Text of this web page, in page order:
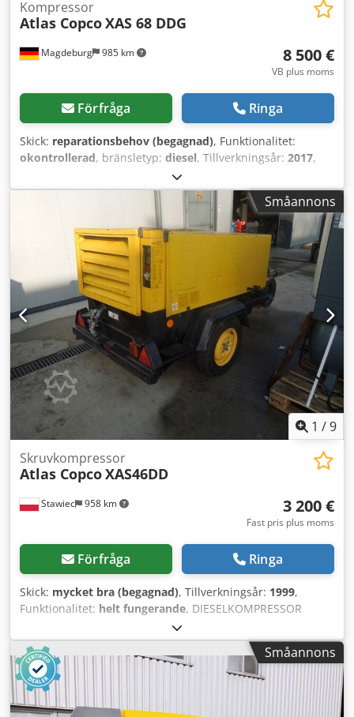
Magdeburg 985 km
Kompressor
Atlas CopcoXAS 68 DDG
8 500 €
VB plus moms
Förfråga Ringa
Skick: reparationsbehov (begagnad), Funktionalitet:
okontrollerad, bränsletyp: diesel, Tillverkningsår: 2017,
, Kompressor Atlas Copco XAS 68 DDG,
tillverkningsår 2017, 1154 drifttimmar, volymflöde 3,5 m³,
nödström 12,5 kVA, anslutningar: 1 x 230 Volt, 2 x 400 Volt,
serienr. YA3064303H0461812, böjd axel, kompressorn är i
övrigt fullt fungerande, ABE/godkännande finns. Csdpfx
Adjy Aktajperf
Småannons
1 /9
Stawiec 958 km
Skruvkompressor
Atlas CopcoXAS46DD
3 200 €
Fast pris plus moms
Förfråga Ringa
Skick: mycket bra (begagnad), Tillverkningsår: 1999,
Funktionalitet: helt fungerande, DIESELKOMPRESSOR
ATLAS COPCO XAS46DD efter service! Kompressorn är
registrerad i Polen. Tekniska data: kapacitet 2,60 m3/min;
arbetstryck 7 Bar; motor DEUTZ F2M1011; drifttid 1355h!
Kompressorn är fullt fungerande, klar för arbete, garanti.
Netto pris: 13 500 PLN. Brutto pris: 16 605 PLN. Crjdpfx
Adox A T D Sepjf
Småannons